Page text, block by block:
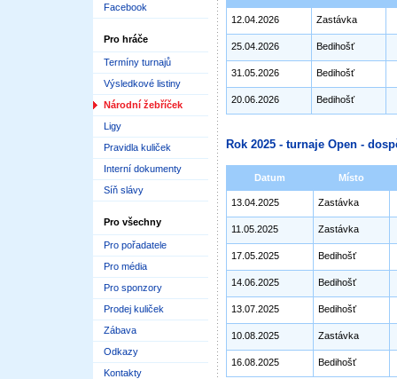
Facebook
Pro hráče
Termíny turnajů
Výsledkové listiny
Národní žebříček
Ligy
Pravidla kuliček
Interní dokumenty
Síň slávy
Pro všechny
Pro pořadatele
Pro média
Pro sponzory
Prodej kuliček
Zábava
Odkazy
Kontakty
12.04.2026 Zastávka
25.04.2026 Bedihošť
31.05.2026 Bedihošť
20.06.2026 Bedihošť
Rok 2025 - turnaje Open -
Datum Místo
13.04.2025 Zastávka
11.05.2025 Zastávka
17.05.2025 Bedihošť
14.06.2025 Bedihošť
13.07.2025 Bedihošť
10.08.2025 Zastávka
16.08.2025 Bedihošť